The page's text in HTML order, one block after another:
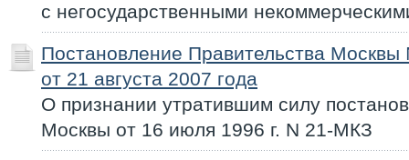
с негосударственными
Постановление Правительства
от 21 августа 2007 года
О признании утратившим силу
Москвы от 16 июля 1996 г. N 21-МКЗ